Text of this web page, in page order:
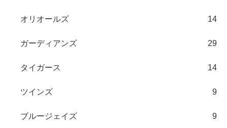
オリオールズ 14
ガーディアンズ 29
タイガース 14
ツインズ 9
ブルージェイズ 9